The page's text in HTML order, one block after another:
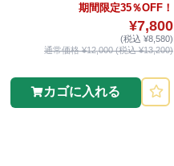
期間限定35％OFF！
¥7,800
(税込 ¥8,580)
通常価格 ¥12,000 (税込 ¥13,200)
カゴに入れる